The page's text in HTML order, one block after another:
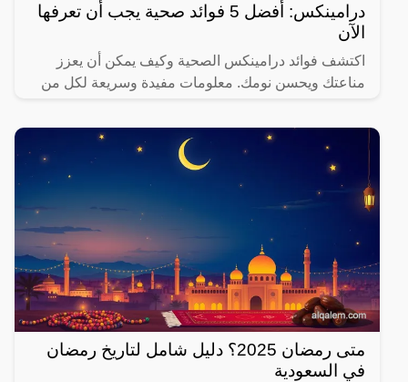
درامينكس: أفضل 5 فوائد صحية يجب أن تعرفها
الآن
اكتشف فوائد درامينكس الصحية وكيف يمكن أن يعزز
مناعتك ويحسن نومك. معلومات مفيدة وسريعة لكل من
متى رمضان 2025؟ دليل شامل لتاريخ رمضان
في السعودية